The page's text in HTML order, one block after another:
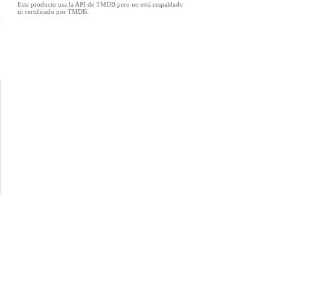
Este producto usa la API de TMDB pero no está respaldado
ni certificado por TMDB.